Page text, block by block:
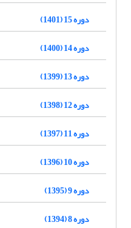
دوره 15 (1401)
دوره 14 (1400)
دوره 13 (1399)
دوره 12 (1398)
دوره 11 (1397)
دوره 10 (1396)
دوره 9 (1395)
دوره 8 (1394)